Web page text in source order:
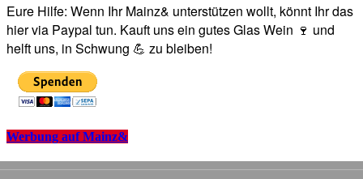
Eure Hilfe: Wenn Ihr Mainz& unterstützen wollt, könnt Ihr das
hier via Paypal tun. Kauft uns ein gutes Glas Wein 🍷 und
helft uns, in Schwung 💪 zu bleiben!
Werbung auf Mainz&